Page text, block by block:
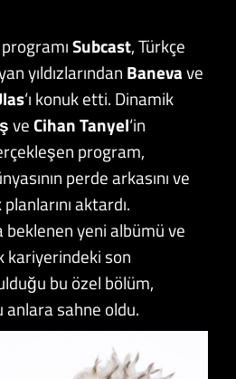
programıSubcast, Türkçe
yıldızlarından Banevave
‘ı konuk etti. Dinamik
veCihan Tanyel‘in
program,
perde arkasını ve
aktardı.
beklenen yeni albümü ve
kariyerindeki son
bu özel bölüm,
anlara sahne oldu.